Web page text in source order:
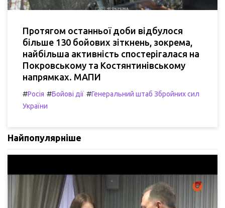
Протягом останньої доби відбулося
більше 130 бойових зіткнень, зокрема,
найбільша активність спостерігалася на
Покровському та Костянтинівському
напрямках. МАПИ
#Росія #Бойові дії #Генеральний штаб Збройних сил
України
Найпопулярніше